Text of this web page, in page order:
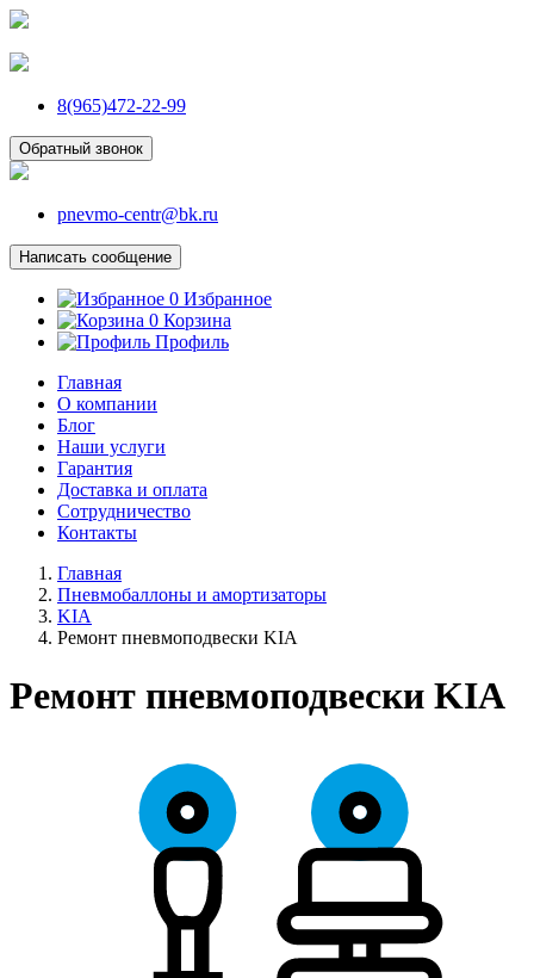
8(965)472-22-99
Обратный звонок
pnevmo-centr@bk.ru
Написать сообщение
0 Избранное
0 Корзина
Профиль
Главная
О компании
Блог
Наши услуги
Гарантия
Доставка и оплата
Сотрудничество
Контакты
Главная
Пневмобаллоны и амортизаторы
KIA
Ремонт пневмоподвески KIA
Ремонт пневмоподвески KIA